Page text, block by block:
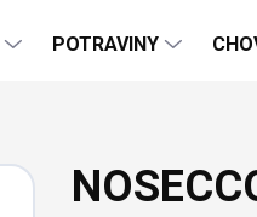
POTRAVINY